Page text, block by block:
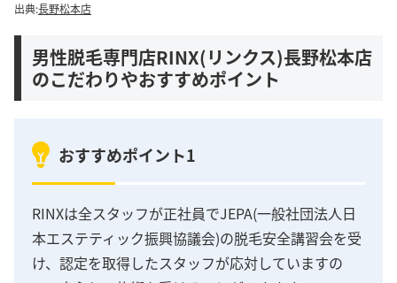
出典:長野松本店
男性脱毛専門店RINX(リンクス)長野松本店
のこだわりやおすすめポイント
おすすめポイント1
RINXは全スタッフが正社員でJEPA(一般社団法人日
本エステティック振興協議会)の脱毛安全講習会を受
け、認定を取得したスタッフが応対していますの